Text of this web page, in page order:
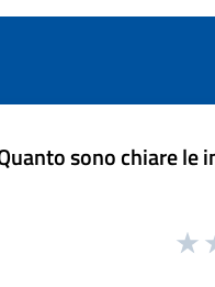
sono chiare le